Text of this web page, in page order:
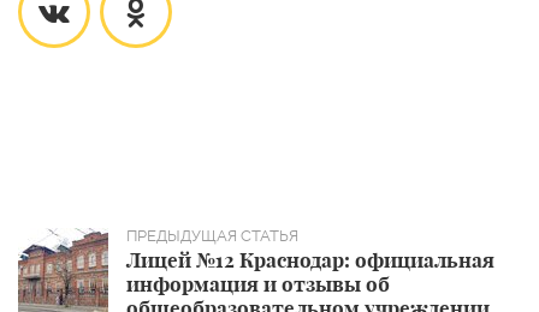
Лицей №12 Краснодар: официальная
информация и отзывы об